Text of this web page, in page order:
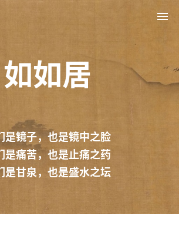
如如居
是镜子，也是镜中之脸
是痛苦，也是止痛之药
是甘泉，也是盛水之坛